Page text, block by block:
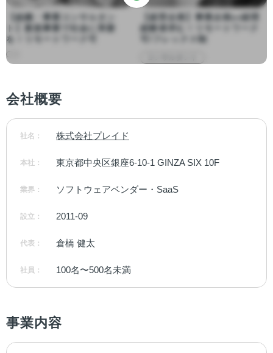
【組織・事業コンサルタン
ト】新規事業で社会に革新
を！リモートワーク可
【経営企画】事業企画or経理
経験者求む！リモートワーク
会社概要
社名： 株式会社プレイド
本社： 東京都中央区銀座6-10-1 GINZA SIX 10F
業界： ソフトウェアベンダー・SaaS
設立： 2011-09
代表： 倉橋 健太
社員： 100名〜500名未満
事業内容